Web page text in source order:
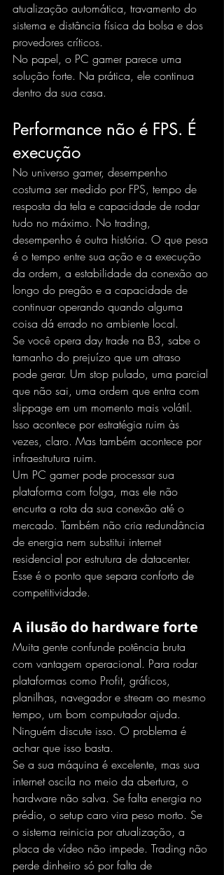
atualização automática, travamento do
sistema e distância física da bolsa e dos
provedores críticos.
No papel, o PC gamer parece uma
solução forte. Na prática, ele continua
dentro da sua casa.
Performance não é FPS. É
execução
No universo gamer, desempenho
costuma ser medido por FPS, tempo de
resposta da tela e capacidade de rodar
tudo no máximo. No trading,
desempenho é outra história. O que pesa
é o tempo entre sua ação e a execução
da ordem, a estabilidade da conexão ao
longo do pregão e a capacidade de
continuar operando quando alguma
coisa dá errado no ambiente local.
Se você opera day trade na B3, sabe o
tamanho do prejuízo que um atraso
pode gerar. Um stop pulado, uma parcial
que não sai, uma ordem que entra com
slippage em um momento mais volátil.
Isso acontece por estratégia ruim às
vezes, claro. Mas também acontece por
infraestrutura ruim.
Um PC gamer pode processar sua
plataforma com folga, mas ele não
encurta a rota da sua conexão até o
mercado. Também não cria redundância
de energia nem substitui internet
residencial por estrutura de datacenter.
Esse é o ponto que separa conforto de
competitividade.
A ilusão do hardware forte
Muita gente confunde potência bruta
com vantagem operacional. Para rodar
plataformas como Profit, gráficos,
planilhas, navegador e stream ao mesmo
tempo, um bom computador ajuda.
Ninguém discute isso. O problema é
achar que isso basta.
Se a sua máquina é excelente, mas sua
internet oscila no meio da abertura, o
hardware não salva. Se falta energia no
prédio, o setup caro vira peso morto. Se
o sistema reinicia por atualização, a
placa de vídeo não impede. Trading não
perde dinheiro só por falta de